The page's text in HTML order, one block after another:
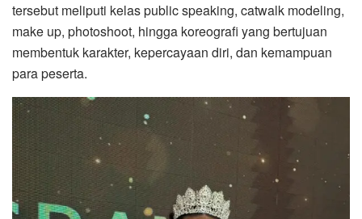
tersebut meliputi kelas public speaking, catwalk modeling,
make up, photoshoot, hingga koreografi yang bertujuan
membentuk karakter, kepercayaan diri, dan kemampuan
para peserta.